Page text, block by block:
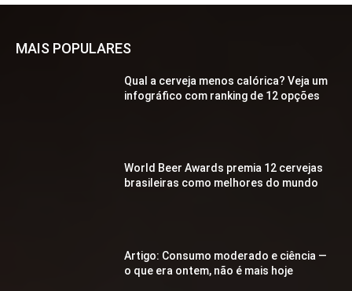
MAIS POPULARES
Qual a cerveja menos calórica? Veja um
infográfico com ranking de 12 opções
World Beer Awards premia 12 cervejas
brasileiras como melhores do mundo
Artigo: Consumo moderado e ciência —
o que era ontem, não é mais hoje